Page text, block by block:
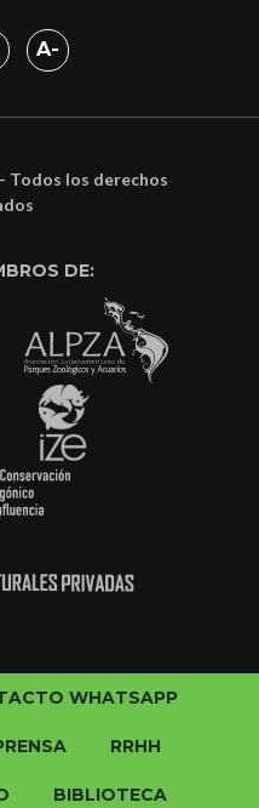
A-
Todos los derechos
DE:
WHATSAPP
RRHH
BIBLIOTECA